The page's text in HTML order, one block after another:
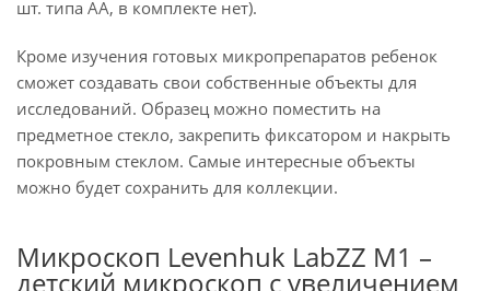
шт. типа АА, в комплекте нет).
Кроме изучения готовых микропрепаратов ребенок
сможет создавать свои собственные объекты для
исследований. Образец можно поместить на
предметное стекло, закрепить фиксатором и накрыть
покровным стеклом. Самые интересные объекты
можно будет сохранить для коллекции.
Микроскоп Levenhuk LabZZ M1 –
детский микроскоп с увеличением